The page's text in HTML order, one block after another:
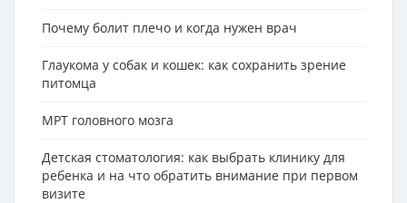
Почему болит плечо и когда нужен врач
Глаукома у собак и кошек: как сохранить зрение
питомца
МРТ головного мозга
Детская стоматология: как выбрать клинику для
ребенка и на что обратить внимание при первом
визите